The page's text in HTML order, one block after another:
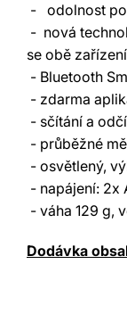
- odolnost
- nová
se obě
- Bluetooth
- zdarma
- sčítání a
- průběžné
- osvětlený,
- napájení: 2x
- váha 129 g,
Dodávka